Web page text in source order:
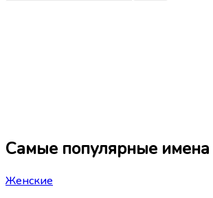
Самые популярные имена
Женские